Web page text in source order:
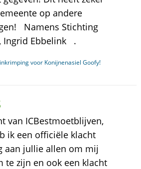
op andere
Namens Stichting
Ingrid Ebbelink .
voor Konijnenasiel Goofy!
van ICBestmoetblijven,
ik een officiële klacht
aan jullie allen om mij
te zijn en ook een klacht